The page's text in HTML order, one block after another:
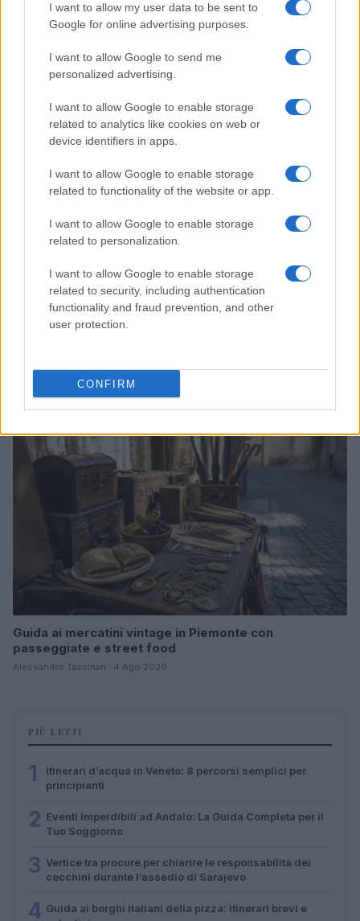
I want to allow my user data to be sent to
Google for online advertising purposes.
I want to allow Google to send me
personalized advertising.
I want to allow Google to enable storage
related to analytics like cookies on web or
device identifiers in apps.
I want to allow Google to enable storage
related to functionality of the website or app.
I want to allow Google to enable storage
related to personalization.
I want to allow Google to enable storage
related to security, including authentication
functionality and fraud prevention, and other
user protection.
CONFIRM
l’estate al cinema
Alessandro Tassinari · 5 Ago 2026
FUORI PORTA
Beatrice Beretta · 4 Ago 2026
FUORI PORTA
Guida ai mercatini vintage in Piemonte con
passeggiate e street food
Alessandro Tassinari · 4 Ago 2026
PIÙ LETTI
1
Itinerari d’acqua in Veneto: 8 percorsi semplici per
principianti
2 Eventi Imperdibili ad Andalo: La Guida Completa per il
Tuo Soggiorno
3 Vertice tra procure per chiarire le responsabilità dei
cecchini durante l’assedio di Sarajevo
4 Guida ai borghi italiani della pizza: itinerari brevi e